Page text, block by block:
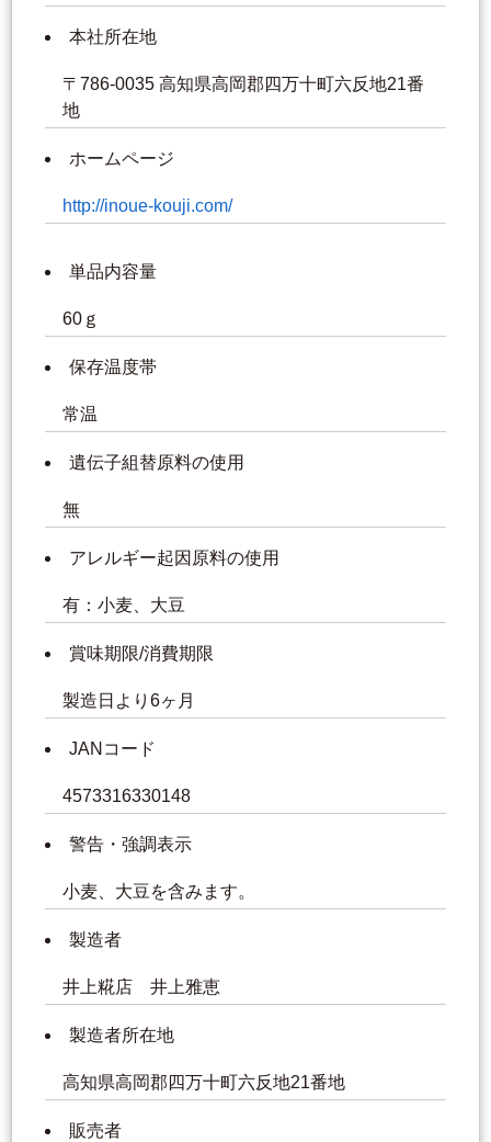
本社所在地
〒786-0035 高知県高岡郡四万十町六反地21番
地
ホームページ
http://inoue-kouji.com/
単品内容量
60ｇ
保存温度帯
常温
遺伝子組替原料の使用
無
アレルギー起因原料の使用
有：小麦、大豆
賞味期限/消費期限
製造日より6ヶ月
JANコード
4573316330148
警告・強調表示
小麦、大豆を含みます。
製造者
井上糀店 井上雅恵
製造者所在地
高知県高岡郡四万十町六反地21番地
販売者